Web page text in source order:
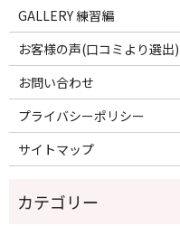
GALLERY 練習編
お客様の声(口コミより選出)
お問い合わせ
プライバシーポリシー
サイトマップ